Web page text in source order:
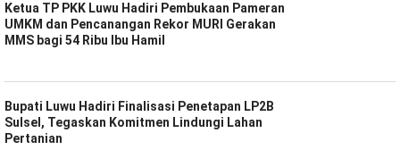
Ketua TP PKK Luwu Hadiri Pembukaan Pameran
UMKM dan Pencanangan Rekor MURI Gerakan
MMS bagi 54 Ribu Ibu Hamil
Bupati Luwu Hadiri Finalisasi Penetapan LP2B
Sulsel, Tegaskan Komitmen Lindungi Lahan
Pertanian